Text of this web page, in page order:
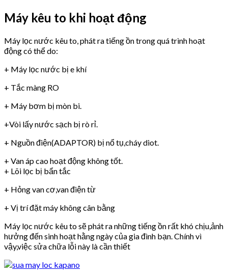
Máy kêu to khi hoạt động
Máy lọc nước kêu to, phát ra tiếng ồn trong quá trình hoạt
động có thể do:
+ Máy lọc nước bị e khí
+ Tắc màng RO
+ Máy bơm bị mòn bi.
+Vòi lấy nước sạch bị rò rỉ.
+ Nguồn điện(ADAPTOR) bị nổ tụ,cháy diot.
+ Van áp cao hoạt động không tốt.
+ Lõi lọc bị bẩn tắc
+ Hỏng van cơ,van điện từ
+ Vị trí đặt máy không cân bằng
Máy lọc nước kêu to sẽ phát ra những tiếng ồn rất khó chịu,ảnh
hưởng đến sinh hoạt hằng ngày của gia đình bạn. Chính vì
vậy,việc sửa chữa lỗi này là cần thiết